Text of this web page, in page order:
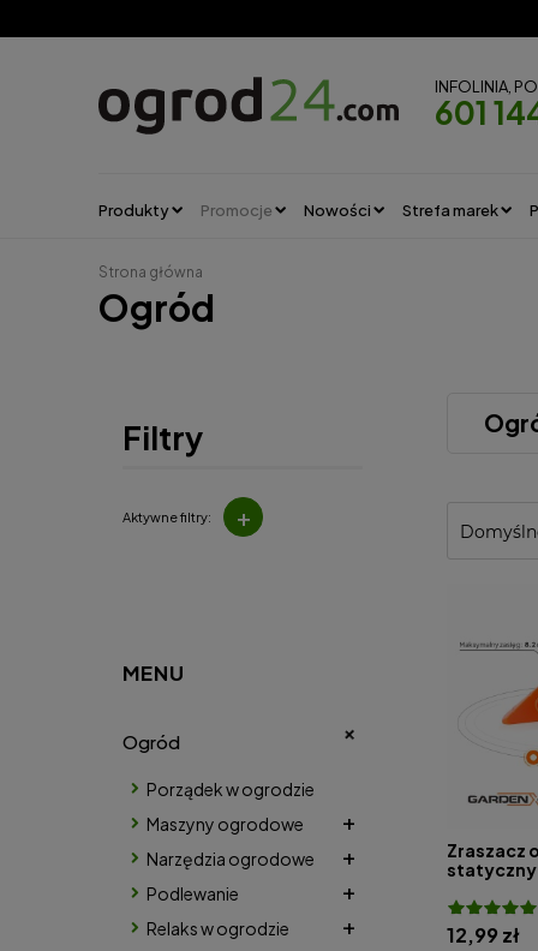
INFOLINIA,
601
Produkty Promocje Nowości Strefa marek
Strona główna
Ogród
Filtry
Aktywne filtry: +
MENU
Ogród
Porządek w ogrodzie
Maszyny ogrodowe
Narzędzia ogrodowe
Podlewanie
Relaks w ogrodzie
Zraszacz
statyczny
12,99 zł